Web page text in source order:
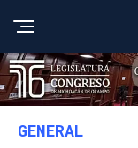
GENERAL